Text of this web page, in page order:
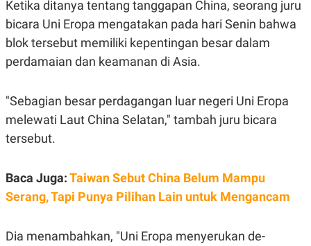
S
T
D
A
T
A
A
E
S
O
T
N
I
S
S
JARINGAN
KP
Ketika ditanya tentang tanggapan China, seorang juru
bicara Uni Eropa mengatakan pada hari Senin bahwa
blok tersebut memiliki kepentingan besar dalam
perdamaian dan keamanan di Asia.
"Sebagian besar perdagangan luar negeri Uni Eropa
melewati Laut China Selatan," tambah juru bicara
tersebut.
Baca Juga:Taiwan Sebut China Belum Mampu
Serang, Tapi Punya Pilihan Lain untuk Mengancam
Dia menambahkan, "Uni Eropa menyerukan de-